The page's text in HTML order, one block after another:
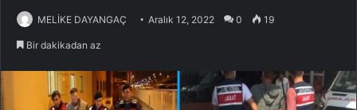
MELİKE DAYANGAÇ Aralık 12, 2022 0 19
Bir dakikadan az